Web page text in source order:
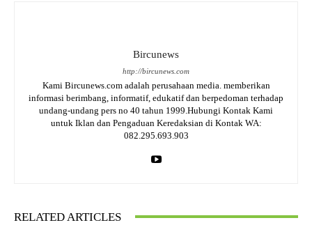
Bircunews
http://bircunews.com
Kami Bircunews.com adalah perusahaan media. memberikan
informasi berimbang, informatif, edukatif dan berpedoman terhadap
undang-undang pers no 40 tahun 1999.Hubungi Kontak Kami
untuk Iklan dan Pengaduan Keredaksian di Kontak WA:
082.295.693.903
RELATED ARTICLES